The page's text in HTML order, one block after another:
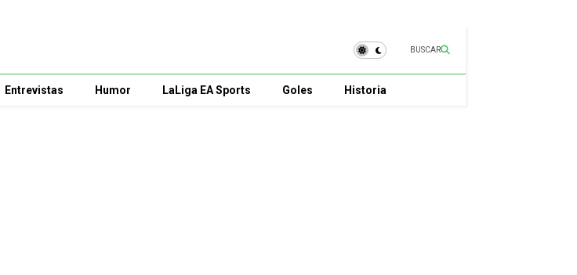
BUSCAR
Entrevistas Humor LaLiga EA Sports Goles Historia